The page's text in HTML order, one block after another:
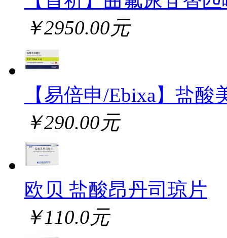
￥2950.00元
【易倍申/Ebixa】盐酸
￥290.00元
欧贝 盐酸昂丹司琼片
￥110.0元